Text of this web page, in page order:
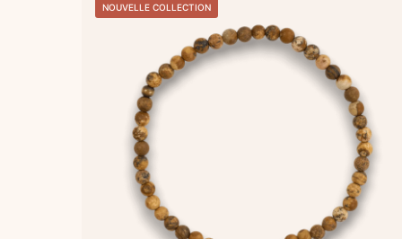
NOUVELLE COLLECTION